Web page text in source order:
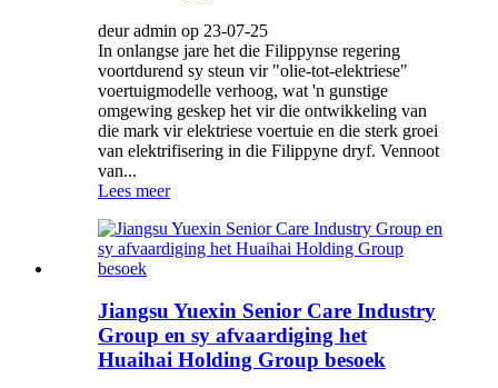
deur admin op 23-07-25
In onlangse jare het die Filippynse regering
voortdurend sy steun vir "olie-tot-elektriese"
voertuigmodelle verhoog, wat 'n gunstige
omgewing geskep het vir die ontwikkeling van
die mark vir elektriese voertuie en die sterk groei
van elektrifisering in die Filippyne dryf. Vennoot
van...
Lees meer
Jiangsu Yuexin Senior Care Industry
Group en sy afvaardiging het
Huaihai Holding Group besoek